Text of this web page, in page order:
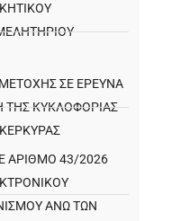
ΣΕ ΈΡΕΥΝΑ
ΤΗΣ ΚΥΚΛΟΦΟΡΊΑΣ
ΑΡΙΘΜΟ 43/2026
ΑΝΩ ΤΩΝ